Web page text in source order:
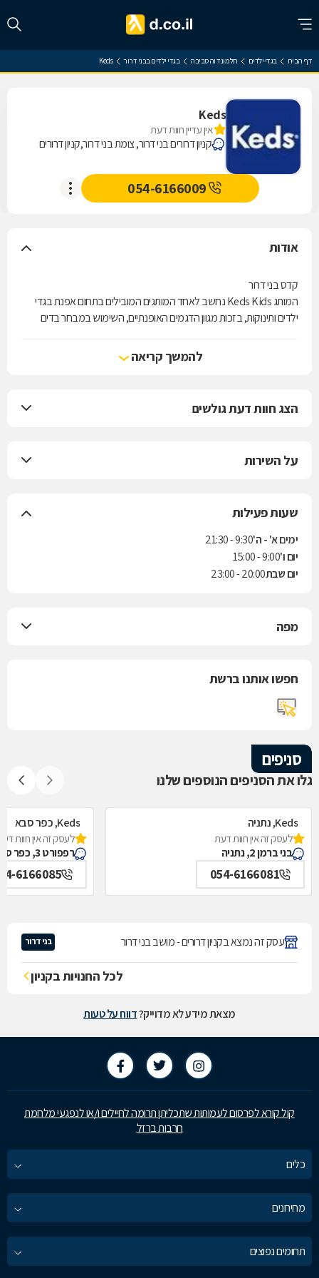
דף הבית בגדי ילדים תל מונד והסביבה בגדי ילדים בבני דרור Keds
Keds
אין עדיין חוות דעת
קניון דרורים בני דרור, צומת בני דרור,קניון דרורים
054-6166009
אודות
קדס בני דרור
המותג Keds Kids נחשב לאחד המותגים המובילים בתחום אפנת בגדי
ילדים ותינוקות, בזכות מגוון הדגמים האופנתיים, השימוש במבחר בדים
רשת החנויות Keds kids מציעה מכלול מוצרים המהווים קשת של פתרונות
בתחום ההלבשה האופנתית לילדים ולתינוקות, תוך שמירה על קו עיצובי
להמשך קריאה
הצג חוות דעת גולשים
על השירות
שעות פעילות
ימים א' - ה'9:30 - 21:30
יום ו'9:00 - 15:00
יום שבת20:00 - 23:00
מפה
חפשו אותנו ברשת
סניפים
גלו את הסניפים הנוספים שלנו
Keds, נתניה
לעסק זה אין חוות דעת
בני ברמן 2, נתניה
054-6166081
Keds, כפר סבא
לעסק זה אין חוות
רפפורט 3, כפר סבא
6166085
עסק זה נמצא בקניון דרורים - מושב בני דרור בני דרור
לכל החנויות בקניון
מצאת מידע לא מדוייק?דווח על טעות
קול קורא לפרסום לעמותות שתכליתן תרומה לחיילים ו/או לנפגעי מלחמת
חרבות ברזל
כלים
מחירונים
תחומים נפוצים